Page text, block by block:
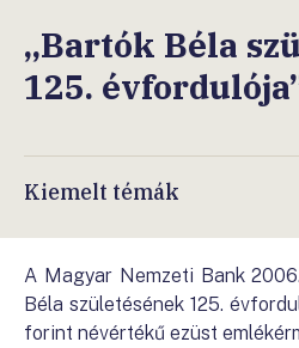
„Bartók Béla
125.
Kiemelt témák
A Magyar Nemzeti Bank
Béla születésének 125.
forint névértékű ezüst